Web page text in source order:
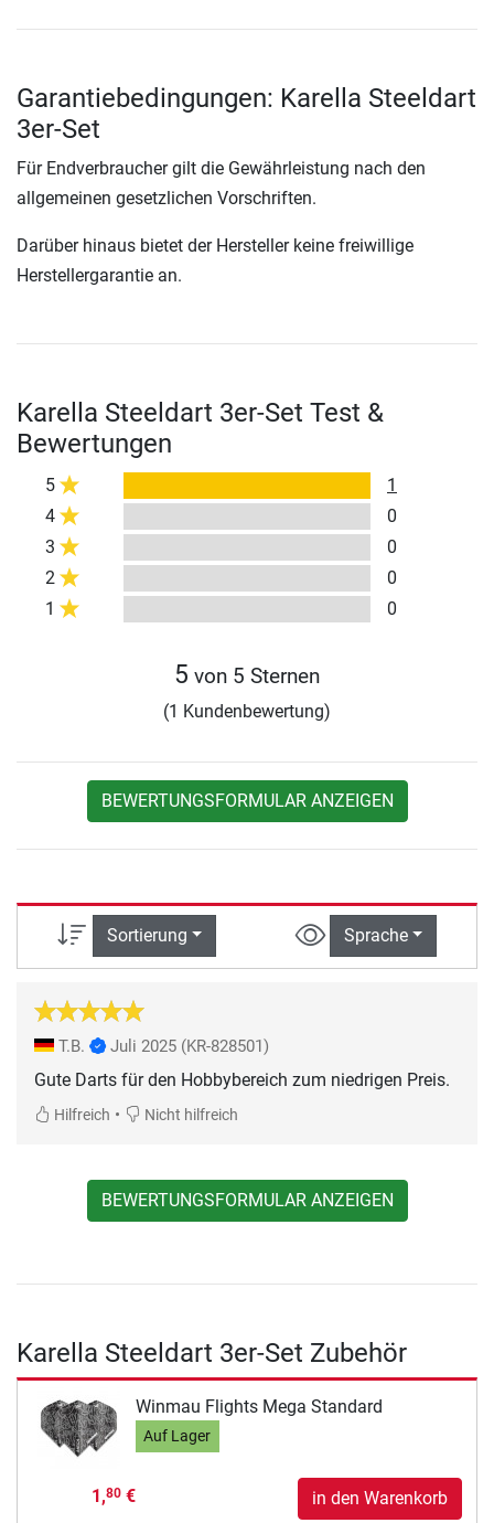
Garantiebedingungen: Karella Steeldart
3er-Set
Für Endverbraucher gilt die Gewährleistung nach den
allgemeinen gesetzlichen Vorschriften.
Darüber hinaus bietet der Hersteller keine freiwillige
Herstellergarantie an.
Karella Steeldart 3er-Set Test &
Bewertungen
5
1
4
0
3
0
2
0
1
0
5 von 5 Sternen
(1 Kundenbewertung)
BEWERTUNGSFORMULAR ANZEIGEN
Sortierung Sprache
T.B. Juli 2025 (KR-828501)
Gute Darts für den Hobbybereich zum niedrigen Preis.
Hilfreich • Nicht hilfreich
BEWERTUNGSFORMULAR ANZEIGEN
Karella Steeldart 3er-Set Zubehör
Winmau Flights Mega Standard
Auf Lager
1,80€ in den Warenkorb